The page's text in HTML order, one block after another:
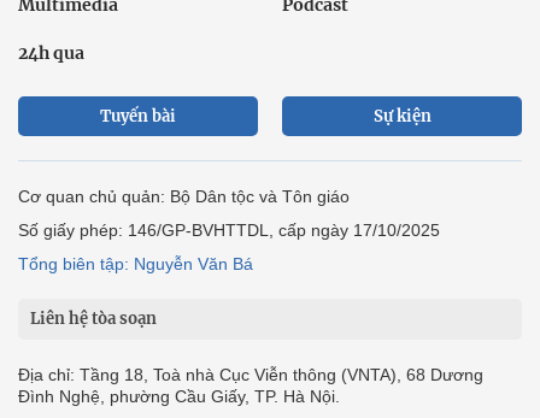
Multimedia Podcast
24h qua
Tuyến bài Sự kiện
Cơ quan chủ quản: Bộ Dân tộc và Tôn giáo
Số giấy phép: 146/GP-BVHTTDL, cấp ngày 17/10/2025
Tổng biên tập: Nguyễn Văn Bá
Liên hệ tòa soạn
Địa chỉ: Tầng 18, Toà nhà Cục Viễn thông (VNTA), 68 Dương
Đình Nghệ, phường Cầu Giấy, TP. Hà Nội.